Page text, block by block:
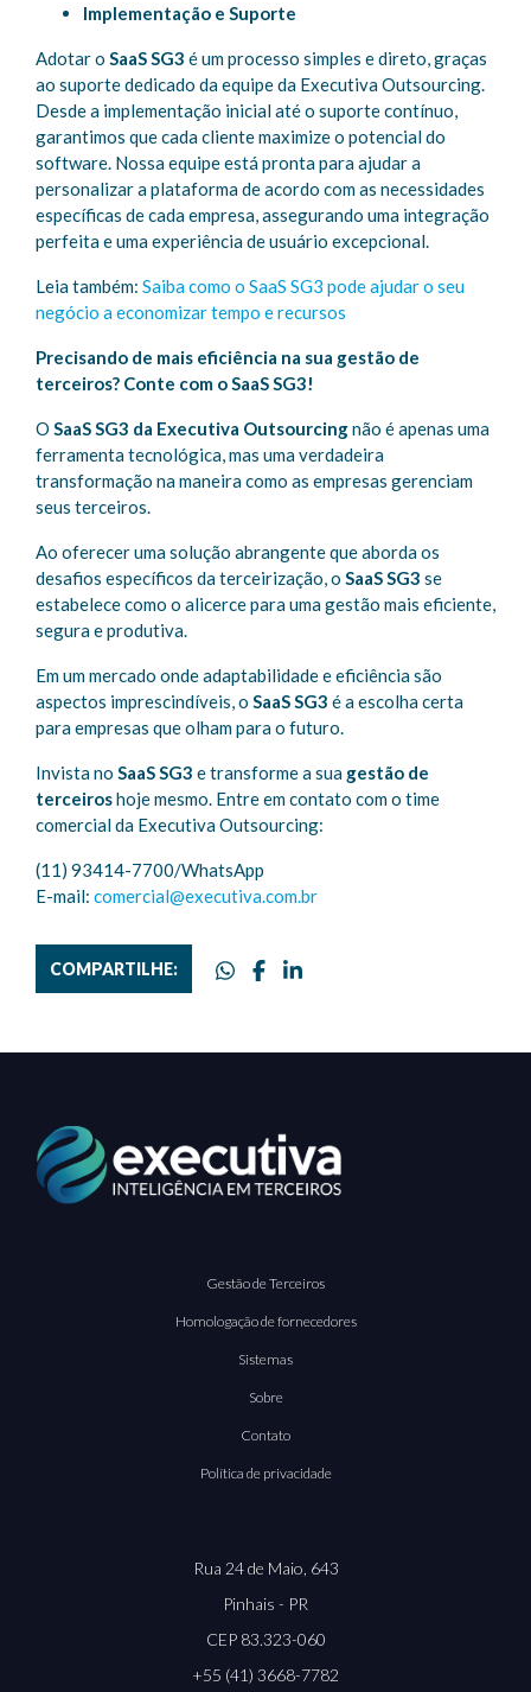
Implementação e Suporte
Adotar o SaaS SG3 é um processo simples e direto, graças
ao suporte dedicado da equipe da Executiva Outsourcing.
Desde a implementação inicial até o suporte contínuo,
garantimos que cada cliente maximize o potencial do
software. Nossa equipe está pronta para ajudar a
personalizar a plataforma de acordo com as necessidades
específicas de cada empresa, assegurando uma integração
perfeita e uma experiência de usuário excepcional.
Leia também: Saiba como o SaaS SG3 pode ajudar o seu
negócio a economizar tempo e recursos
Precisando de mais eficiência na sua gestão de
terceiros? Conte com o SaaS SG3!
O SaaS SG3 da Executiva Outsourcingnão é apenas uma
ferramenta tecnológica, mas uma verdadeira
transformação na maneira como as empresas gerenciam
seus terceiros.
Ao oferecer uma solução abrangente que aborda os
desafios específicos da terceirização, o SaaS SG3 se
estabelece como o alicerce para uma gestão mais eficiente,
segura e produtiva.
Em um mercado onde adaptabilidade e eficiência são
aspectos imprescindíveis, o SaaS SG3 é a escolha certa
para empresas que olham para o futuro.
Invista no SaaS SG3 e transforme a sua gestão de
terceiroshoje mesmo. Entre em contato com o time
comercial da Executiva Outsourcing:
(11) 93414-7700/WhatsApp
E-mail: comercial@executiva.com.br
COMPARTILHE:
Gestão de Terceiros
Homologação de fornecedores
Sistemas
Sobre
Contato
Política de privacidade
Rua 24 de Maio, 643
Pinhais - PR
CEP 83.323-060
+55 (41) 3668-7782